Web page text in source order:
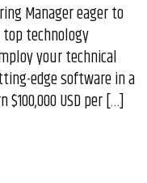
Manager eager to
technology
your technical
edge software in a
USD per […]